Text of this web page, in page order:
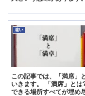
違い
この記事では、「満席」
いきます。 「満席」と
できる場所すべてが埋め